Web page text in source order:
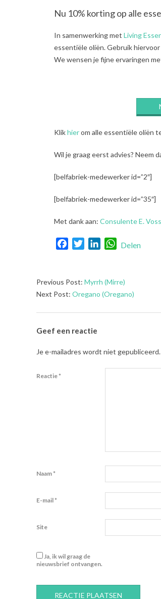
Nu 10% korting op alle
In samenwerking met Living
essentiële oliën. Gebruik hiervoor
We wensen je fijne ervaringen
Klikhierom alle essentiële oliën
Wil je graag eerst advies? Neem
[belfabriek-medewerker id=”2″]
[belfabriek-medewerker id=”35″]
Met dank aan: Consulente E.
FacebookTwitterLinkedInWhatsApp
Delen
2021-
08-
Previous Post: Myrrh (Mirre)
Next Post: Oregano (Oregano)
Geef een reactie
Je e-mailadres wordt niet gepubliceerd.
Reactie*
Naam*
E-mail*
Site
Ja, ik wil graag de
nieuwsbrief ontvangen.